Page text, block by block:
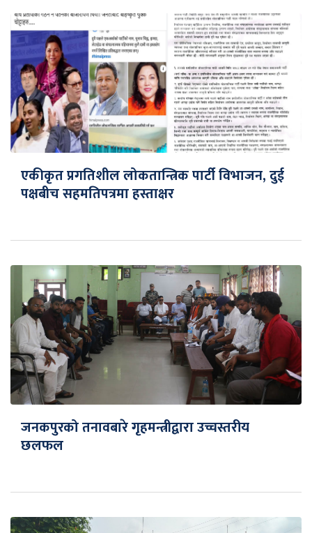
एकीकृत प्रगतिशील लोकतान्त्रिक पार्टी विभाजन, दुई
पक्षबीच सहमतिपत्रमा हस्ताक्षर
जनकपुरको तनावबारे गृहमन्त्रीद्वारा उच्चस्तरीय
छलफल